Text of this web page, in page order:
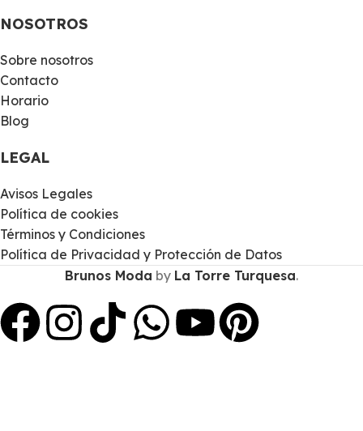
NOSOTROS
Sobre nosotros
Contacto
Horario
Blog
LEGAL
Avisos Legales
Política de cookies
Términos y Condiciones
Política de Privacidad y Protección de Datos
Brunos Moda by La Torre Turquesa.